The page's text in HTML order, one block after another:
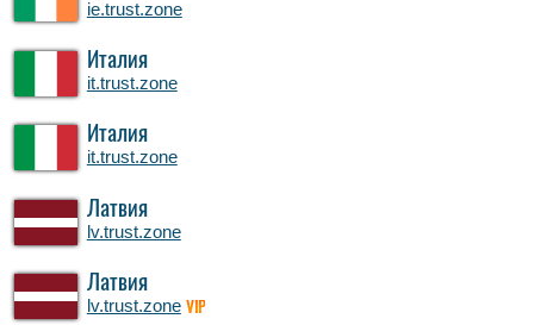
ie.trust.zone
Италия
it.trust.zone
Италия
it.trust.zone
Латвия
lv.trust.zone
Латвия
lv.trust.zone VIP